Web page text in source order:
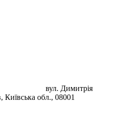
вул. Димитрія
Київська обл., 08001